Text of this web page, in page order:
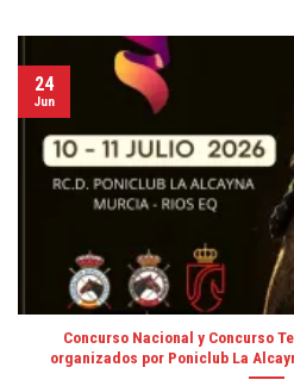
Concurso Nacional y Concurso
organizados por Poniclub La
24
Jun